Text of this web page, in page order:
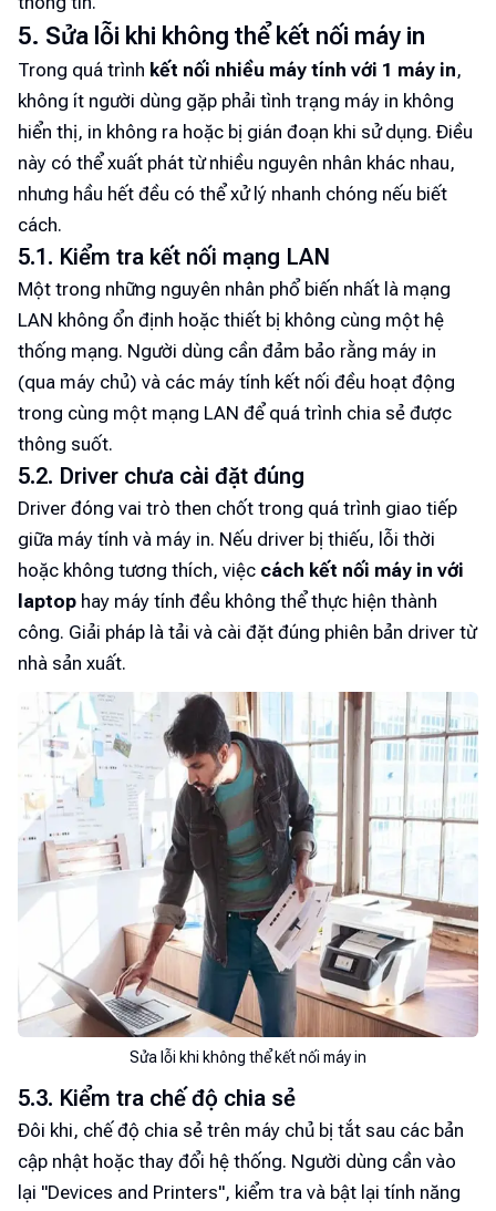
5. Sửa lỗi khi không thể kết nối máy in
Trong quá trình kết nối nhiều máy tính với 1 máy in,
không ít người dùng gặp phải tình trạng máy in không
hiển thị, in không ra hoặc bị gián đoạn khi sử dụng. Điều
này có thể xuất phát từ nhiều nguyên nhân khác nhau,
nhưng hầu hết đều có thể xử lý nhanh chóng nếu biết
cách.
5.1. Kiểm tra kết nối mạng LAN
Một trong những nguyên nhân phổ biến nhất là mạng
LAN không ổn định hoặc thiết bị không cùng một hệ
thống mạng. Người dùng cần đảm bảo rằng máy in
(qua máy chủ) và các máy tính kết nối đều hoạt động
trong cùng một mạng LAN để quá trình chia sẻ được
thông suốt.
5.2. Driver chưa cài đặt đúng
Driver đóng vai trò then chốt trong quá trình giao tiếp
giữa máy tính và máy in. Nếu driver bị thiếu, lỗi thời
hoặc không tương thích, việc cách kết nối máy in với
laptop hay máy tính đều không thể thực hiện thành
công. Giải pháp là tải và cài đặt đúng phiên bản driver từ
nhà sản xuất.
Sửa lỗi khi không thể kết nối máy in
5.3. Kiểm tra chế độ chia sẻ
Đôi khi, chế độ chia sẻ trên máy chủ bị tắt sau các bản
cập nhật hoặc thay đổi hệ thống. Người dùng cần vào
lại "Devices and Printers", kiểm tra và bật lại tính năng